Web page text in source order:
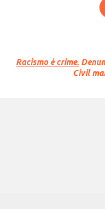
Racismo é crime.
Civil